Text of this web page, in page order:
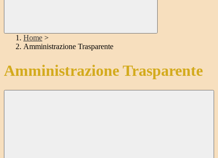
Home >
Amministrazione Trasparente
Amministrazione Trasparente